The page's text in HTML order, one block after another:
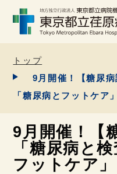
トップ
9月開催！【糖尿病
「糖尿病とフットケア」
9月開催！【
「糖尿病と
フットケア」